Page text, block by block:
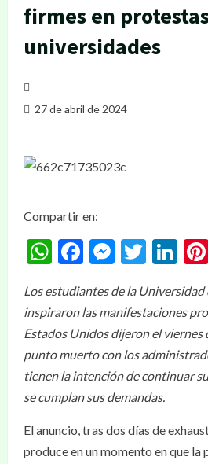
firmes en
universidades
27 de abril de 2024
Compartir en:
WhatsApp
Facebook
Los estudiantes de la
inspiraron las manifestaciones
Estados Unidos dijeron el viernes
punto muerto con los
tienen la intención de continuar
se cumplan sus demandas.
El anuncio, tras dos días de
produce en un momento en que la